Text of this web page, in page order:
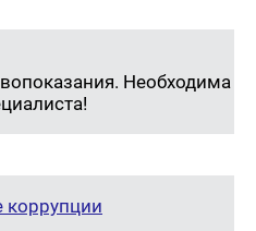
Необходима
коррупции